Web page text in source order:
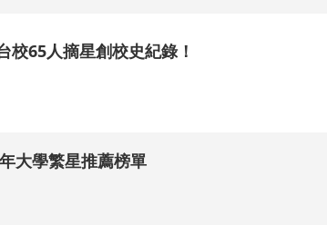
校65人摘星創校史紀錄！
大學繁星推薦榜單